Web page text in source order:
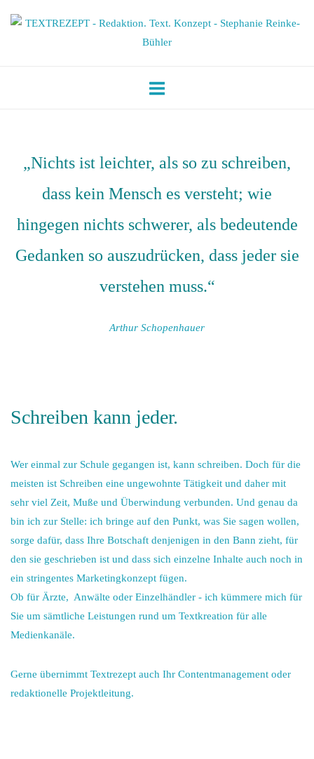
Home
„Nichts ist leichter, als so zu schreiben,
dass kein Mensch es versteht; wie
hingegen nichts schwerer, als bedeutende
Gedanken so auszudrücken, dass jeder sie
verstehen muss.“
Arthur Schopenhauer
Schreiben kann jeder.
Wer einmal zur Schule gegangen ist, kann schreiben. Doch für die
meisten ist Schreiben eine ungewohnte Tätigkeit und daher mit
sehr viel Zeit, Muße und Überwindung verbunden. Und genau da
bin ich zur Stelle: ich bringe auf den Punkt, was Sie sagen wollen,
sorge dafür, dass Ihre Botschaft denjenigen in den Bann zieht, für
den sie geschrieben ist und dass sich einzelne Inhalte auch noch in
ein stringentes Marketingkonzept fügen.
Ob für Ärzte, Anwälte oder Einzelhändler - ich kümmere mich für
Sie um sämtliche Leistungen rund um Textkreation für alle
Medienkanäle.
Gerne übernimmt Textrezept auch Ihr Contentmanagement oder
redaktionelle Projektleitung.